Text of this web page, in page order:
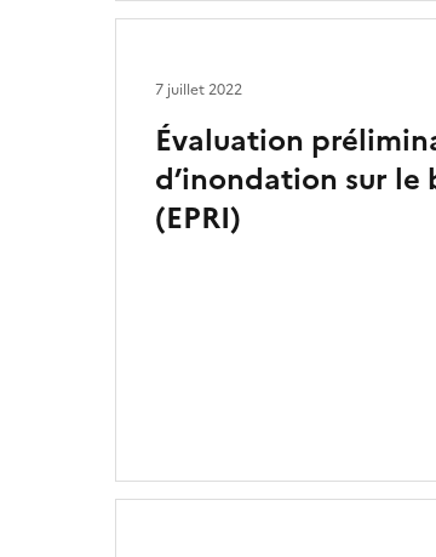
Évaluation
d’inondation sur le
(EPRI)
7 juillet 2022